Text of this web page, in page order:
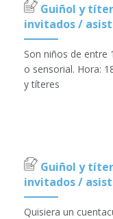
Guiñol y
invitados /
Son niños de entre
o sensorial. Hora:
y títeres
Guiñol y
invitados /
Quisiera un